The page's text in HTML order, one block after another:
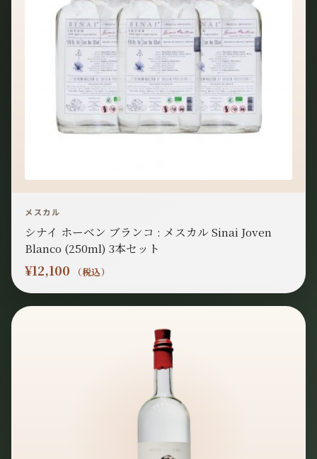
メスカル
シナイ ホーベン ブランコ : メスカル Sinai Joven
Blanco (250ml) 3本セット
¥12,100 （税込）